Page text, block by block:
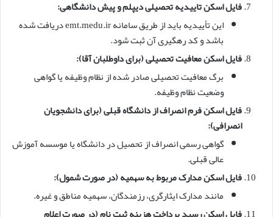
فایل اسکن تاییدیه تحصیلی دیپلم و پیش دانشگاهی:
این تأییدیه باید از طریق سامانه emt.medu.ir دریافت شده
باشد و کد رهگیری آن ثبت شود.
فایل اسکن معافیت تحصیلی (برای داوطلبان آقا):
برگ معافیت تحصیلی صادر شده از نظام وظیفه یا گواهی
وضعیت نظام وظیفه.
فایل اسکن فرم انصراف از دانشگاه قبلی (برای دانشجویان
انصرافی):
گواهی رسمی انصراف از تحصیل در دانشگاه یا موسسه آموزش
عالی قبلی.
فایل اسکن مدارک مربوط به سهمیه (در صورت شمول):
مانند مدارک ایثارگری، رزمندگان، سهمیه مناطق و غیره.